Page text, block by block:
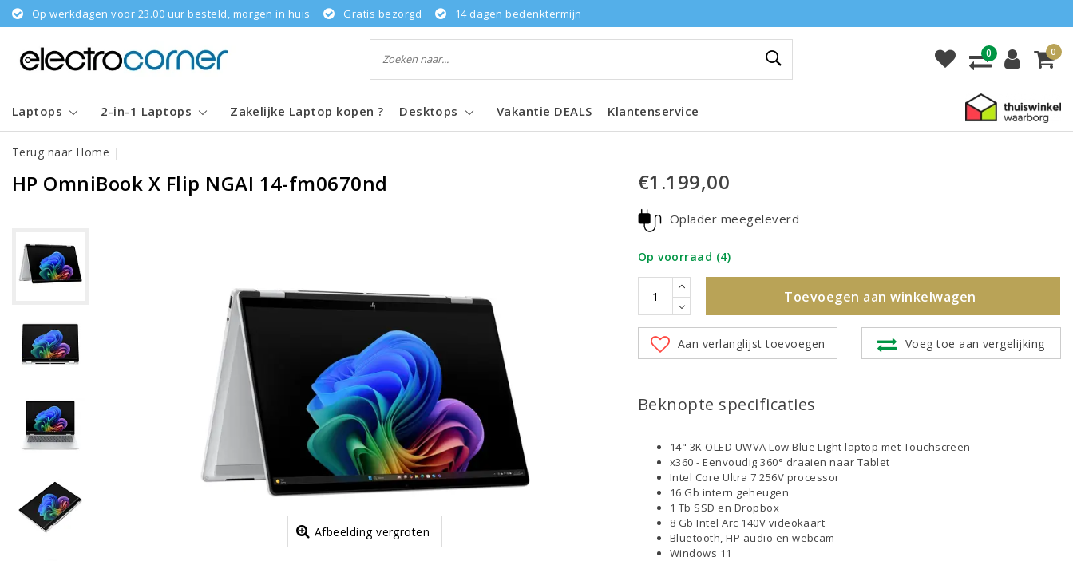
Op werkdagen voor 23.00 uur besteld, morgen in huis Gratis bezorgd 14 dagen bedenktermijn
0 0
Laptops 2-in-1 Laptops Zakelijke Laptop kopen ? Desktops Vakantie DEALS Klantenservice
Terug naar Home |
HP OmniBook X Flip NGAI 14-fm0670nd
Afbeelding vergroten
€1.199,00
Oplader meegeleverd
Op voorraad (4)
Toevoegen aan winkelwagen
Aan verlanglijst toevoegen Voeg toe aan vergelijking
Beknopte specificaties
14" 3K OLED UWVA Low Blue Light laptop met Touchscreen
x360 - Eenvoudig 360° draaien naar Tablet
Intel Core Ultra 7 256V processor
16 Gb intern geheugen
1 Tb SSD en Dropbox
8 Gb Intel Arc 140V videokaart
Bluetooth, HP audio en webcam
Windows 11